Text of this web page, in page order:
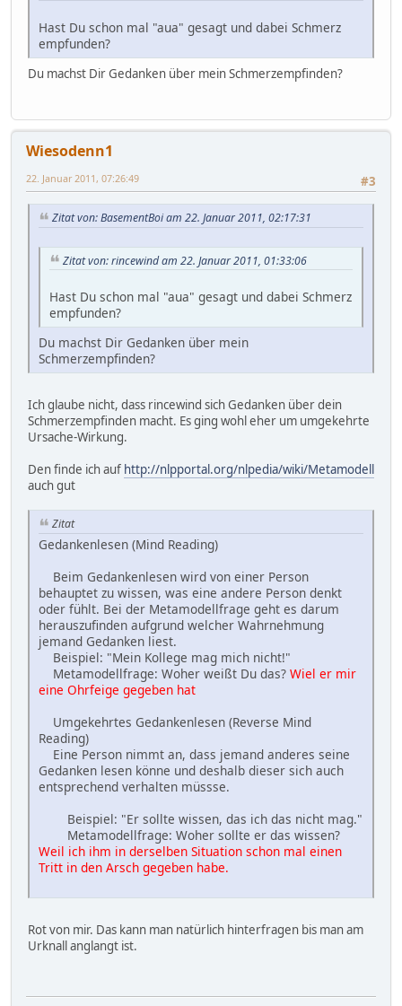
Hast Du schon mal "aua" gesagt und dabei Schmerz
empfunden?
Du machst Dir Gedanken über mein Schmerzempfinden?
Wiesodenn1
#3
22. Januar 2011, 07:26:49
Zitat von: BasementBoi am 22. Januar 2011, 02:17:31
Zitat von: rincewind am 22. Januar 2011, 01:33:06
Hast Du schon mal "aua" gesagt und dabei Schmerz
empfunden?
Du machst Dir Gedanken über mein
Schmerzempfinden?
Ich glaube nicht, dass rincewind sich Gedanken über dein
Schmerzempfinden macht. Es ging wohl eher um umgekehrte
Ursache-Wirkung.
Den finde ich auf http://nlpportal.org/nlpedia/wiki/Metamodell
auch gut
Zitat
Gedankenlesen (Mind Reading)
Beim Gedankenlesen wird von einer Person
behauptet zu wissen, was eine andere Person denkt
oder fühlt. Bei der Metamodellfrage geht es darum
herauszufinden aufgrund welcher Wahrnehmung
jemand Gedanken liest.
Beispiel: "Mein Kollege mag mich nicht!"
Metamodellfrage: Woher weißt Du das? Wiel er mir
eine Ohrfeige gegeben hat
Umgekehrtes Gedankenlesen (Reverse Mind
Reading)
Eine Person nimmt an, dass jemand anderes seine
Gedanken lesen könne und deshalb dieser sich auch
entsprechend verhalten müssse.
Beispiel: "Er sollte wissen, das ich das nicht mag."
Metamodellfrage: Woher sollte er das wissen?
Weil ich ihm in derselben Situation schon mal einen
Tritt in den Arsch gegeben habe.
Rot von mir. Das kann man natürlich hinterfragen bis man am
Urknall anglangt ist.